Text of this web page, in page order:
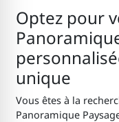
Optez pour
unique
Vous êtes à la
Panoramique